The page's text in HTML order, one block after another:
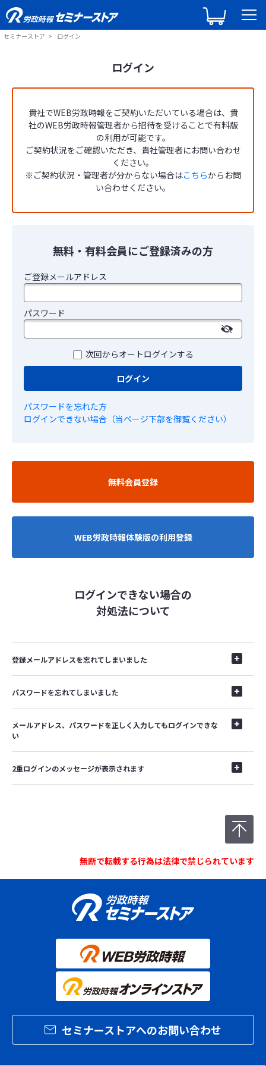
セミナーストア ログイン
ログイン
貴社でWEB労政時報をご契約いただいている場合は、貴
社のWEB労政時報管理者から招待を受けることで有料版
の利用が可能です。
ご契約状況をご確認いただき、貴社管理者にお問い合わせ
ください。
※ご契約状況・管理者が分からない場合はこちらからお問
い合わせください。
無料・有料会員にご登録済みの方
ご登録メールアドレス
パスワード
次回からオートログインする
ログイン
パスワードを忘れた方
ログインできない場合（当ページ下部を御覧ください）
無料会員登録
WEB労政時報体験版の利用登録
ログインできない場合の
対処法について
登録メールアドレスを忘れてしまいました
パスワードを忘れてしまいました
メールアドレス、パスワードを正しく入力してもログインできな
い
2重ログインのメッセージが表示されます
無断で転載する行為は法律で禁じられています
セミナーストアへのお問い合わせ